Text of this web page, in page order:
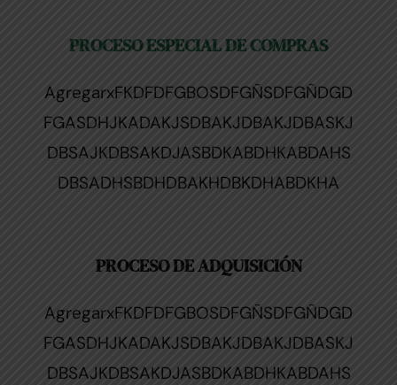
PROCESO ESPECIAL DE COMPRAS
AgregarxFKDFDFGBOSDFGÑSDFGÑDGD
FGASDHJKADAKJSDBAKJDBAKJDBASKJ
DBSAJKDBSAKDJASBDKABDHKABDAHS
DBSADHSBDHDBAKHDBKDHABDKHA
PROCESO DE ADQUISICIÓN
AgregarxFKDFDFGBOSDFGÑSDFGÑDGD
FGASDHJKADAKJSDBAKJDBAKJDBASKJ
DBSAJKDBSAKDJASBDKABDHKABDAHS